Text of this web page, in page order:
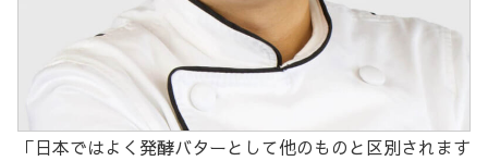
「日本ではよく発酵バターとして他のものと区別されます